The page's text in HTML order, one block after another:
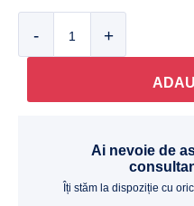
Ai nevoie de
Îți stăm la dispoziție cu